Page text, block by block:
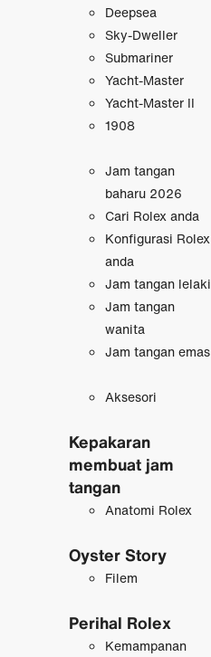
Deepsea
Sky-Dweller
Submariner
Yacht-Master
Yacht-Master II
1908
Jam tangan
baharu 2026
Cari Rolex anda
Konfigurasi Rolex
anda
Jam tangan lelaki
Jam tangan
wanita
Jam tangan emas
Aksesori
Kepakaran
membuat jam
tangan
Anatomi Rolex
Oyster Story
Filem
Perihal Rolex
Kemampanan